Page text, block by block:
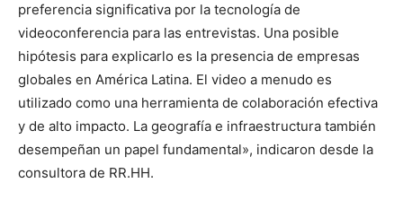
preferencia significativa por la tecnología de
videoconferencia para las entrevistas. Una posible
hipótesis para explicarlo es la presencia de empresas
globales en América Latina. El video a menudo es
utilizado como una herramienta de colaboración efectiva
y de alto impacto. La geografía e infraestructura también
desempeñan un papel fundamental», indicaron desde la
consultora de RR.HH.